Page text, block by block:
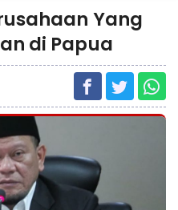
Yang
di Papua